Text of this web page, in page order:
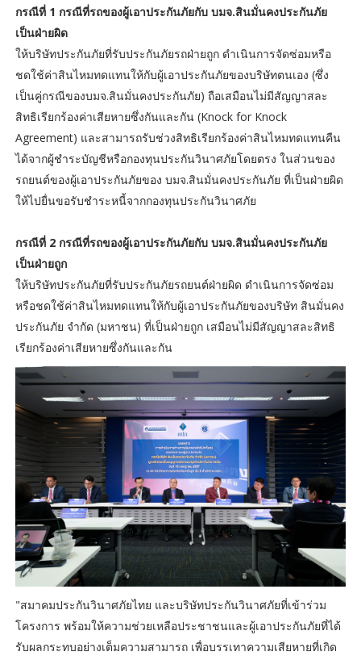
กรณีที่ 1 กรณีที่รถของผู้เอาประกันภัยกับ บมจ.สินมั่นคงประกันภัย
เป็นฝ่ายผิด
ให้บริษัทประกันภัยที่รับประกันภัยรถฝ่ายถูก ดำเนินการจัดซ่อมหรือ
ชดใช้ค่าสินไหมทดแทนให้กับผู้เอาประกันภัยของบริษัทตนเอง (ซึ่ง
เป็นคู่กรณีของบมจ.สินมั่นคงประกันภัย) ถือเสมือนไม่มีสัญญาสละ
สิทธิเรียกร้องค่าเสียหายซึ่งกันและกัน (Knock for Knock
Agreement) และสามารถรับช่วงสิทธิเรียกร้องค่าสินไหมทดแทนคืน
ได้จากผู้ชำระบัญชีหรือกองทุนประกันวินาศภัยโดยตรง ในส่วนของ
รถยนต์ของผู้เอาประกันภัยของ บมจ.สินมั่นคงประกันภัย ที่เป็นฝ่ายผิด
ให้ไปยื่นขอรับชำระหนี้จากกองทุนประกันวินาศภัย
กรณีที่ 2 กรณีที่รถของผู้เอาประกันภัยกับ บมจ.สินมั่นคงประกันภัย
เป็นฝ่ายถูก
ให้บริษัทประกันภัยที่รับประกันภัยรถยนต์ฝ่ายผิด ดำเนินการจัดซ่อม
หรือชดใช้ค่าสินไหมทดแทนให้กับผู้เอาประกันภัยของบริษัท สินมั่นคง
ประกันภัย จำกัด (มหาชน) ที่เป็นฝ่ายถูก เสมือนไม่มีสัญญาสละสิทธิ
เรียกร้องค่าเสียหายซึ่งกันและกัน
"สมาคมประกันวินาศภัยไทย และบริษัทประกันวินาศภัยที่เข้าร่วม
โครงการ พร้อมให้ความช่วยเหลือประชาชนและผู้เอาประกันภัยที่ได้
รับผลกระทบอย่างเต็มความสามารถ เพื่อบรรเทาความเสียหายที่เกิด